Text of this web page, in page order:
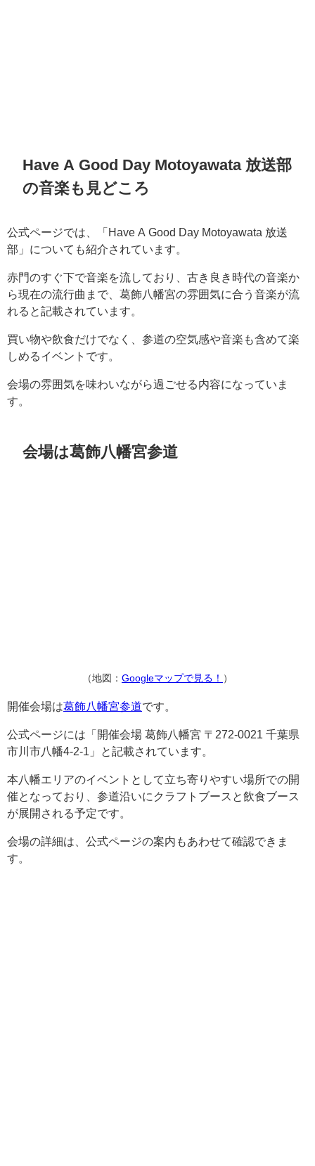
Have A Good Day Motoyawata 放送部
の音楽も見どころ
公式ページでは、「Have A Good Day Motoyawata 放送
部」についても紹介されています。
赤門のすぐ下で音楽を流しており、古き良き時代の音楽か
ら現在の流行曲まで、葛飾八幡宮の雰囲気に合う音楽が流
れると記載されています。
買い物や飲食だけでなく、参道の空気感や音楽も含めて楽
しめるイベントです。
会場の雰囲気を味わいながら過ごせる内容になっていま
す。
会場は葛飾八幡宮参道
（地図： Googleマップで見る！ ）
開催会場は葛飾八幡宮参道です。
公式ページには「開催会場 葛飾八幡宮 〒272-0021 千葉県
市川市八幡4-2-1」と記載されています。
本八幡エリアのイベントとして立ち寄りやすい場所での開
催となっており、参道沿いにクラフトブースと飲食ブース
が展開される予定です。
会場の詳細は、公式ページの案内もあわせて確認できま
す。